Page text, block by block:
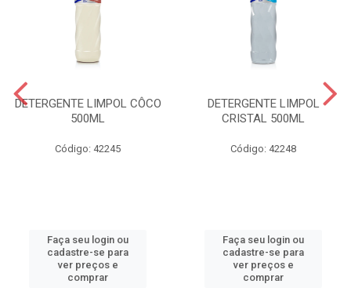
DETERGENTE LIMPOL CÔCO
500ML
Código: 42245
Faça seu login ou
cadastre-se para
ver preços e
comprar
DETERGENTE LIMPOL
CRISTAL 500ML
Código: 42248
Faça seu login ou
cadastre-se para
ver preços e
comprar